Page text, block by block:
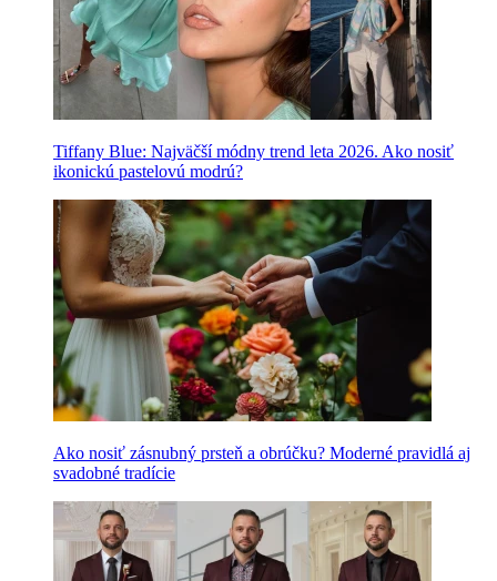
Tiffany Blue: Najväčší módny trend leta 2026. Ako nosiť
ikonickú pastelovú modrú?
Ako nosiť zásnubný prsteň a obrúčku? Moderné pravidlá aj
svadobné tradície